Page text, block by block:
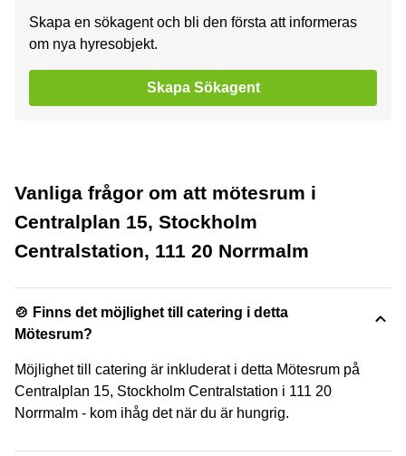
Skapa en sökagent och bli den första att informeras
om nya hyresobjekt.
Skapa Sökagent
Vanliga frågor om att mötesrum i
Centralplan 15, Stockholm
Centralstation, 111 20 Norrmalm
🍲 Finns det möjlighet till catering i detta
Mötesrum?
Möjlighet till catering är inkluderat i detta Mötesrum på
Centralplan 15, Stockholm Centralstation i 111 20
Norrmalm - kom ihåg det när du är hungrig.